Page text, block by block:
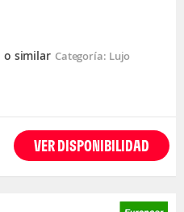
o similar Categoría: Lujo
VER DISPONIBILIDAD